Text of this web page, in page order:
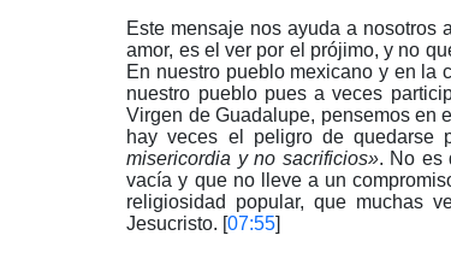
Este mensaje nos ayuda a nosotros
amor, es el ver por el prójimo, y no
En nuestro pueblo mexicano y en la
nuestro pueblo pues a veces
Virgen de Guadalupe, pensemos en
hay veces el peligro de quedarse
misericordia y no sacrificios». No es
vacía y que no lleve a un
religiosidad popular, que muchas
Jesucristo. [07:55]